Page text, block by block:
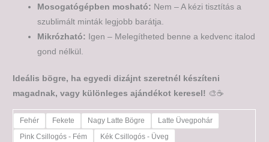
Mosogatógépben mosható: Nem – A kézi tisztítás a
szublimált minták legjobb barátja.
Mikrózható: Igen – Melegítheted benne a kedvenc italod
gond nélkül.
Ideális bögre, ha egyedi dizájnt szeretnél készíteni
magadnak, vagy különleges ajándékot keresel! 🎨☕
Fehér Fekete Nagy Latte Bögre
Latte Üvegpohár
Pink Csillogós - Fém
Kék Csillogós - Üveg